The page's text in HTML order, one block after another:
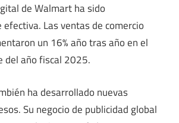
de Walmart ha sido
Las ventas de comercio
un 16% año tras año en el
año fiscal 2025.
ha desarrollado nuevas
Su negocio de publicidad global